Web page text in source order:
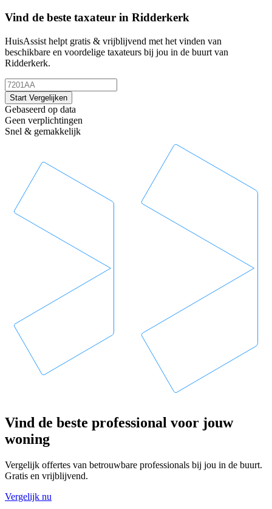
Vind de beste taxateur in Ridderkerk
HuisAssist helpt gratis & vrijblijvend met het vinden van
beschikbare en voordelige taxateurs bij jou in de buurt van
Ridderkerk.
Start Vergelijken
Gebaseerd op data
Geen verplichtingen
Snel & gemakkelijk
Vind de beste professional voor jouw
woning
Vergelijk offertes van betrouwbare professionals bij jou in de buurt.
Gratis en vrijblijvend.
Vergelijk nu